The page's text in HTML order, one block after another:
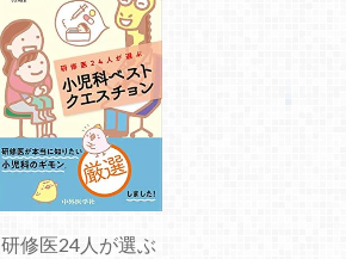
研修医24人が選ぶ